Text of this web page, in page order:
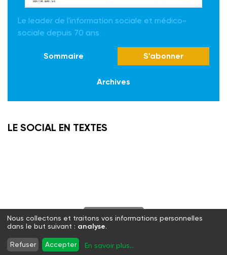
Le leader de l'information sociale et médico-
sociale depuis 70 ans
Sommaire S'abonner
Archives
LE SOCIAL EN TEXTES
S'abonner
Twitter Facebook
WhatsApp
Nous collectons et traitons vos informations personnelles
dans le but suivant : analyse.
Refuser Accepter En savoir plus...